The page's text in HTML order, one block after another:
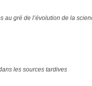
au gré de l’évolution de la
les sources tardives